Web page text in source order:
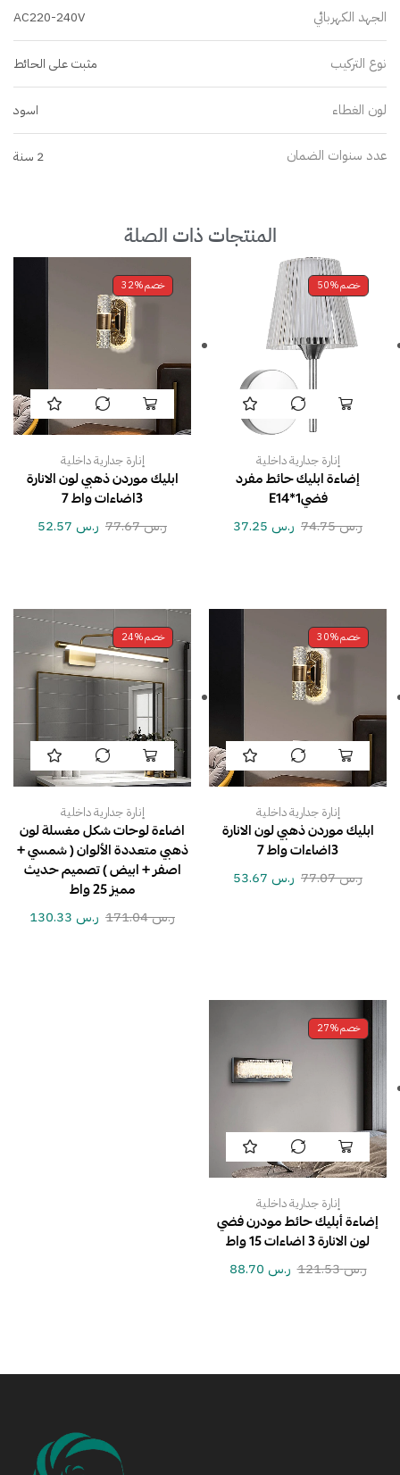
الجهد الكهربائي AC220-240V
نوع التركيب مثبت على الحائط
لون الغطاء اسود
عدد سنوات الضمان 2 سنة
المنتجات ذات الصلة
خصم50%
إنارة جدارية داخلية
إضاءة ابليك حائط مفرد
فضي1*E14
ر.س74.75 ر.س
خصم32%
إنارة جدارية داخلية
ابليك موردن ذهبي لون الانارة
3اضاءات واط 7
ر.س77.67 ر.س
خصم30%
إنارة جدارية داخلية
ابليك موردن ذهبي لون الانارة
3اضاءات واط 7
ر.س77.07 ر.س
خصم24%
إنارة جدارية داخلية
اضاءة لوحات شكل مغسلة لون
ذهبي متعددة الألوان ( شمسي +
اصفر + ابيض ) تصميم حديث
مميز 25 واط
ر.س171.04 ر.س
خصم27%
إنارة جدارية داخلية
إضاءة أبليك حائط مودرن فضي
لون الانارة 3 اضاءات 15 واط
ر.س121.53 ر.س